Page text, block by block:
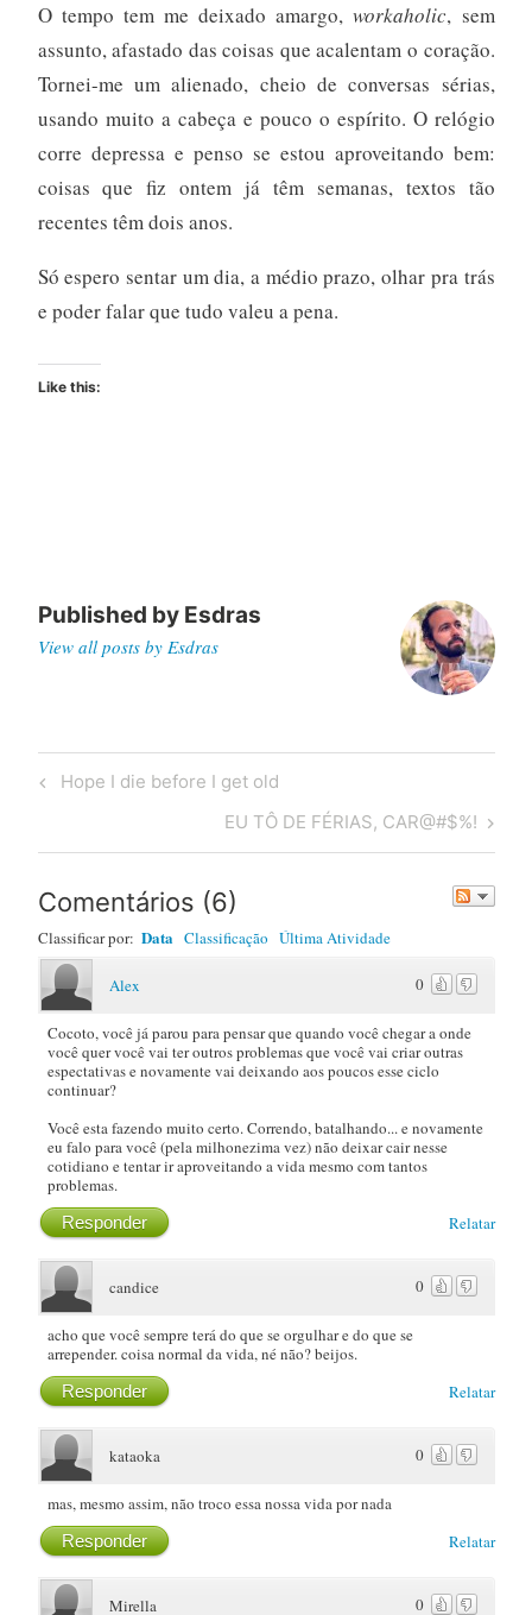
O tempo tem me deixado amargo,workaholic, sem
assunto, afastado das coisas que acalentam o coração.
Tornei-me um alienado, cheio de conversas sérias,
usando muito a cabeça e pouco o espírito. O relógio
corre depressa e penso se estou aproveitando bem:
coisas que fiz ontem já têm semanas, textos tão
recentes têm dois anos.
Só espero sentar um dia, a médio prazo, olhar pra trás
e poder falar que tudo valeu a pena.
Like this:
Published by Esdras
View all posts by Esdras
Post
Previous
Hope I die before I get old
Next
Post
EU TÔ DE FÉRIAS, CAR@#$%!
Comentários (6)
Classificar por: Data Classificação Última Atividade
0
Alex
Cocoto, você já parou para pensar que quando você chegar a onde
você quer você vai ter outros problemas que você vai criar outras
espectativas e novamente vai deixando aos poucos esse ciclo
continuar?
Você esta fazendo muito certo. Correndo, batalhando... e novamente
eu falo para você (pela milhonezima vez) não deixar cair nesse
cotidiano e tentar ir aproveitando a vida mesmo com tantos
problemas.
Relatar
Responder
0
candice
acho que você sempre terá do que se orgulhar e do que se
arrepender. coisa normal da vida, né não? beijos.
Relatar
Responder
0
kataoka
mas, mesmo assim, não troco essa nossa vida por nada
Relatar
Responder
0
Mirella